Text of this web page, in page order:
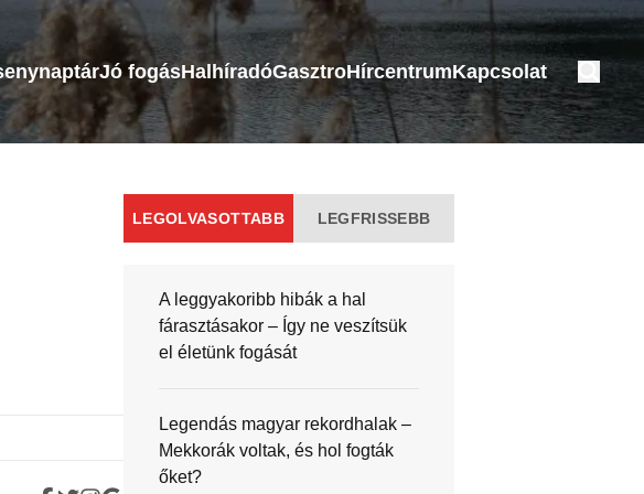
Jó fogásHalhíradóGasztroHírcentrumKapcsolat
LEGOLVASOTTABB LEGFRISSEBB
A leggyakoribb hibák a hal
fárasztásakor – Így ne veszítsük
el életünk fogását
Legendás magyar rekordhalak –
Mekkorák voltak, és hol fogták
őket?